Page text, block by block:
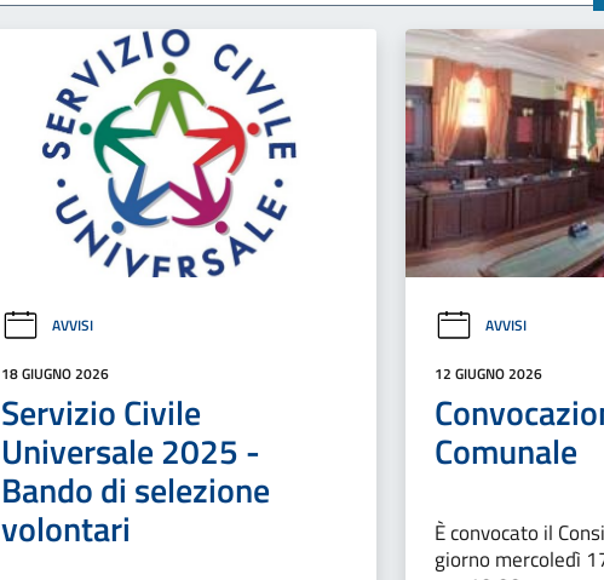
AVVISI
18 GIUGNO 2026
Servizio Civile
Universale 2025 -
Bando di selezione
volontari
AVVISI
12 GIUGNO 2026
Comunale
È convocato il
giorno mercoledì